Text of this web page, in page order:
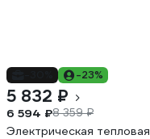
-23%
5 832 ₽
6 594 ₽8 359 ₽
Электрическая тепловая